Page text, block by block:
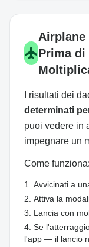
airplanemode_active
Airplane
Prima di
I risultati dei
determinati
puoi vedere in
impegnare un
Come funziona:
Avvicinati a
Attiva la
Lancia con
Se
l'app — il lancio